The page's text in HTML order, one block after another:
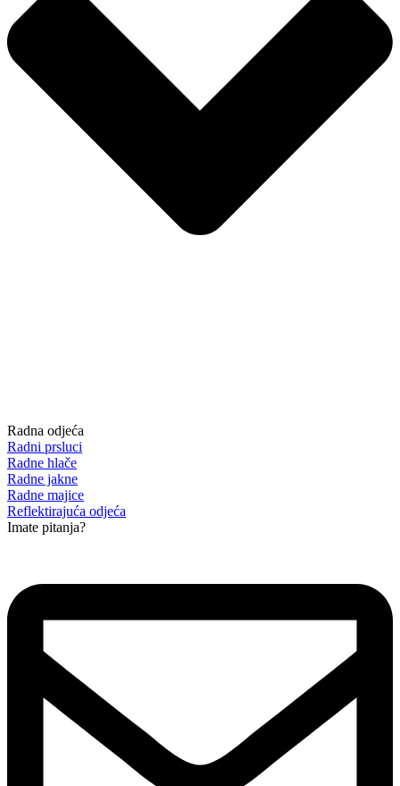
Radna odjeća
Radni prsluci
Radne hlače
Radne jakne
Radne majice
Reflektirajuća odjeća
Imate pitanja?